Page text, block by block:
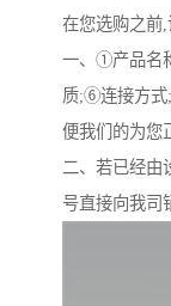
在您选购之前
一、①产品名
质;⑥连接方
便我们的为您
二、若已经由
号直接向我司